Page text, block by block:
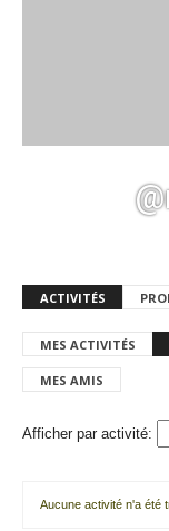
ACTIVITÉS
MES ACTIVITÉS
MES AMIS
Afficher par activité:
Aucune activité n'a été